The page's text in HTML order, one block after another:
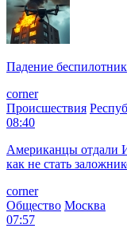
Падение
corner
Происшествия
08:40
Американцы отдали
как не стать
corner
Общество Москва
07:57